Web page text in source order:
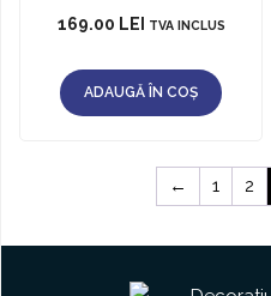
169.00 LEI TVA INCLUS
ADAUGĂ ÎN COȘ
← 1 2